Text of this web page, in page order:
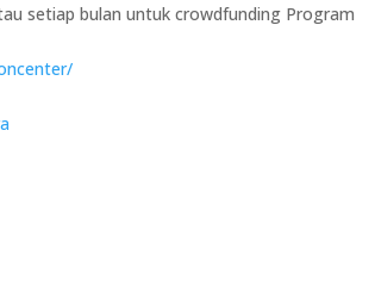
setiap bulan untuk crowdfunding Program